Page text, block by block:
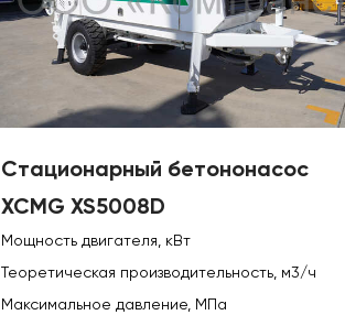
Стационарный бетононасос
XCMG XS5008D
Мощность двигателя, кВт
Теоретическая производительность, м3/ч
Максимальное давление, МПа